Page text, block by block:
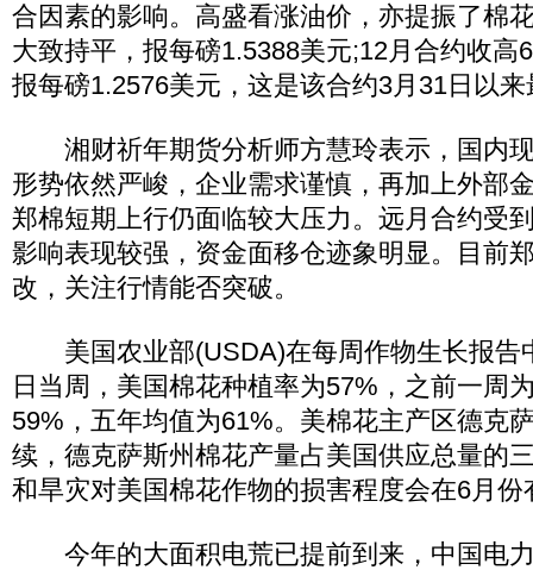
合因素的影响。高盛看涨油价，亦提振了棉
大致持平，报每磅1.5388美元;12月合约收高
报每磅1.2576美元，这是该合约3月31日以
湘财祈年期货分析师方慧玲表示，国内
形势依然严峻，企业需求谨慎，再加上外部
郑棉短期上行仍面临较大压力。远月合约受
影响表现较强，资金面移仓迹象明显。目前
改，关注行情能否突破。
美国农业部(USDA)在每周作物生长报告
日当周，美国棉花种植率为57%，之前一周
59%，五年均值为61%。美棉花主产区德克
续，德克萨斯州棉花产量占美国供应总量的
和旱灾对美国棉花作物的损害程度会在6月
今年的大面积电荒已提前到来，中国电